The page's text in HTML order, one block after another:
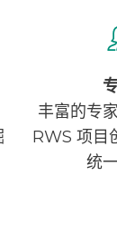
丰富的专
RWS 项目
统